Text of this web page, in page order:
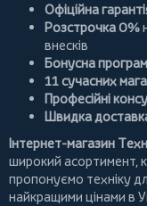
Офіційна
Розстрочка 0%
внесків
Бонусна
11 сучасних
Професійні
Швидка
Інтернет-магазин
широкий асортимент,
пропонуємо техніку
найкращими цінами в